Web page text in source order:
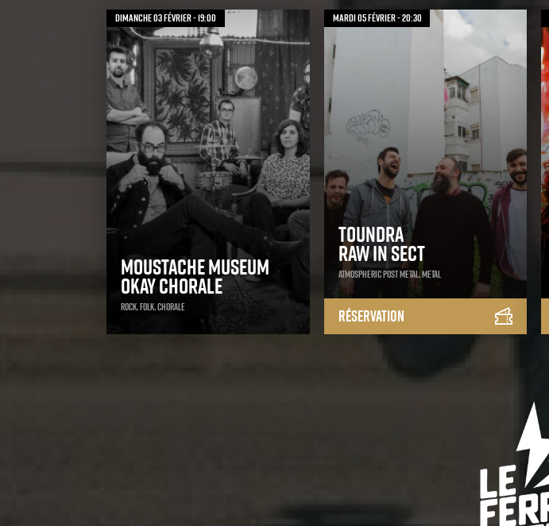
dimanche 03 février - 19:00
Moustache Museum
Okay Chorale
Rock, Folk, Chorale
mardi 05 février - 20:30
Toundra
Raw In Sect
Atmospheric Post Metal, Metal
Réservation